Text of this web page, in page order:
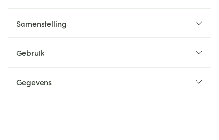
Samenstelling
Gebruik
Gegevens